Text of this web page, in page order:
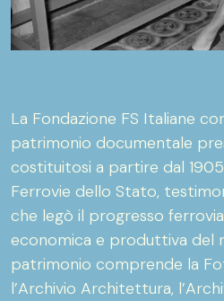
La Fondazione FS Italiane
patrimonio documentale
costituitosi a partire dal
Ferrovie dello Stato,
che legò il progresso
economica e produttiva del
patrimonio comprende la
l’Archivio Architettura,